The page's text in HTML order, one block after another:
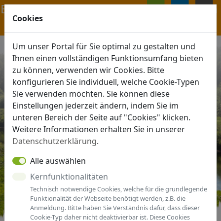
Cookies
Um unser Portal für Sie optimal zu gestalten und
Ihnen einen vollständigen Funktionsumfang bieten
zu können, verwenden wir Cookies. Bitte
konfigurieren Sie individuell, welche Cookie-Typen
Sie verwenden möchten. Sie können diese
Einstellungen jederzeit ändern, indem Sie im
unteren Bereich der Seite auf "Cookies" klicken.
Weitere Informationen erhalten Sie in unserer
Datenschutzerklärung.
Alle auswählen
Kernfunktionalitäten
Technisch notwendige Cookies, welche für die grundlegende
Funktionalität der Webseite benötigt werden, z.B. die
Anmeldung. Bitte haben Sie Verständnis dafür, dass dieser
Cookie-Typ daher nicht deaktivierbar ist. Diese Cookies
Navigation ein-/ausblenden
MENÜ